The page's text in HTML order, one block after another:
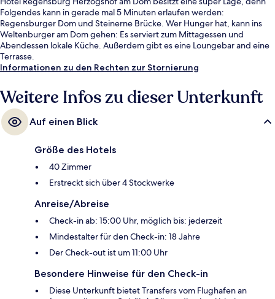
Folgendes kann in gerade mal 5 Minuten erlaufen werden:
Regensburger Dom und Steinerne Brücke. Wer Hunger hat, kann ins
Weltenburger am Dom gehen: Es serviert zum Mittagessen und
Abendessen lokale Küche. Außerdem gibt es eine Loungebar and eine
Terrasse.
Informationen zu den Rechten zur Stornierung
Weitere Infos zu dieser Unterkunft
Auf einen Blick
Größe des Hotels
40 Zimmer
Erstreckt sich über 4 Stockwerke
Anreise/Abreise
Check-in ab: 15:00 Uhr, möglich bis: jederzeit
Mindestalter für den Check-in: 18 Jahre
Der Check-out ist um 11:00 Uhr
Besondere Hinweise für den Check-in
Diese Unterkunft bietet Transfers vom Flughafen an